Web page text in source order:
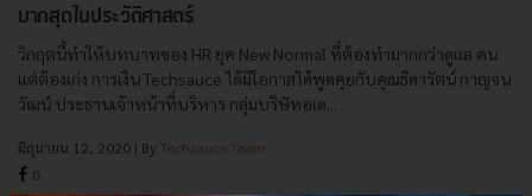
มากสุดในประวัติศาสตร์
วิกฤตนี้ทำให้บทบาทของ HR ยุค New Normal ที่ต้องทำมากกว่าดูเเล คน
แต่ต้องเก่ง การเงิน Techsauce ได้มีโอกาสได้พูดคุยกับคุณธิดารัตน์ กาญจน
วัฒน์ ประธานเจ้าหน้าที่บริหาร กลุ่มบริษัทอเด...
มิถุนายน 12, 2020 | By Techsauce Team
0